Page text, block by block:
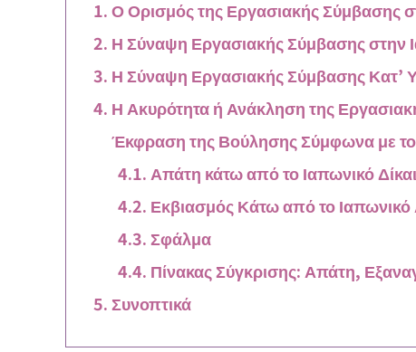
Ο Ορισμός της Εργασιακής Σύμβασης
Η Σύναψη Εργασιακής Σύμβασης
Η Σύναψη Εργασιακής Σύμβασης Κατ’
Η Ακυρότητα ή Ανάκληση της
Έκφραση της Βούλησης Σύμφωνα με το
Απάτη κάτω από το Ιαπωνικό
Εκβιασμός Κάτω από το Ιαπωνικό
Σφάλμα
Πίνακας Σύγκρισης: Απάτη,
Συνοπτικά